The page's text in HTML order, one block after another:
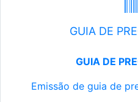
GUIA DE
GUIA DE
Emissão de guia de